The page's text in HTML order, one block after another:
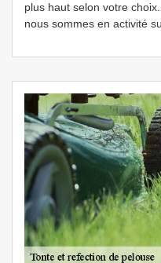
plus haut selon votre
nous sommes en activité